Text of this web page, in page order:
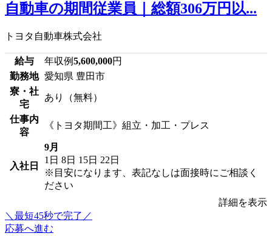
自動車の期間従業員｜総額306万円以...
トヨタ自動車株式会社
給与 年収例5,600,000円
勤務地 愛知県 豊田市
寮・社
宅
あり（無料）
仕事内
容
《トヨタ期間工》組立・加工・プレス
入社日
9月
1日 8日 15日 22日
※目安になります、表記なしは面接時にご相談く
ださい
詳細を表示
＼最短45秒で完了／
応募へ進む